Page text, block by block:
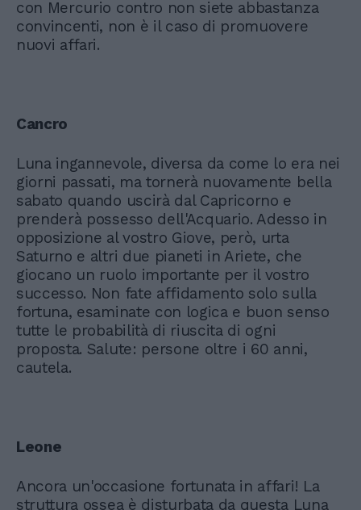
con Mercurio contro non siete abbastanza
convincenti, non è il caso di promuovere
nuovi affari.
Cancro
Luna ingannevole, diversa da come lo era nei
giorni passati, ma tornerà nuovamente bella
sabato quando uscirà dal Capricorno e
prenderà possesso dell'Acquario. Adesso in
opposizione al vostro Giove, però, urta
Saturno e altri due pianeti in Ariete, che
giocano un ruolo importante per il vostro
successo. Non fate affidamento solo sulla
fortuna, esaminate con logica e buon senso
tutte le probabilità di riuscita di ogni
proposta. Salute: persone oltre i 60 anni,
cautela.
Leone
Ancora un'occasione fortunata in affari! La
struttura ossea è disturbata da questa Luna